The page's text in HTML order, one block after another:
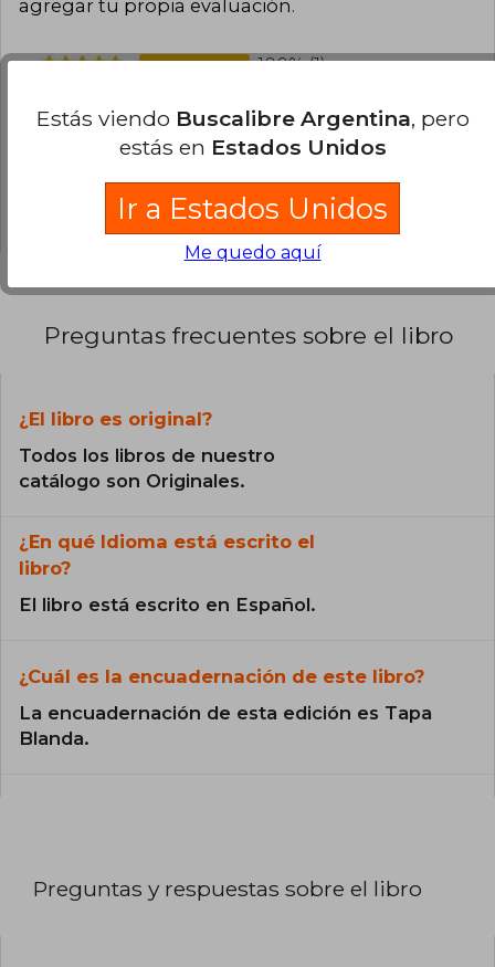
agregar tu propia evaluación.
100% (1)
0% (0)
0% (0)
Preguntas frecuentes sobre el libro
¿El libro es original?
Todos los libros de nuestro
catálogo son Originales.
¿En qué Idioma está escrito el
libro?
El libro está escrito en Español.
¿Cuál es la encuadernación de este libro?
La encuadernación de esta edición es Tapa
Blanda.
Preguntas y respuestas sobre el libro
Estás viendo Buscalibre Argentina, pero
estás en Estados Unidos
Ir a Estados Unidos
Me quedo aquí